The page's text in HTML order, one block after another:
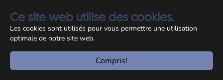
Ce site web utilise des cookies.
Les cookies sont utilisés pour vous permettre une utilisation
optimale de notre site web.
Compris!